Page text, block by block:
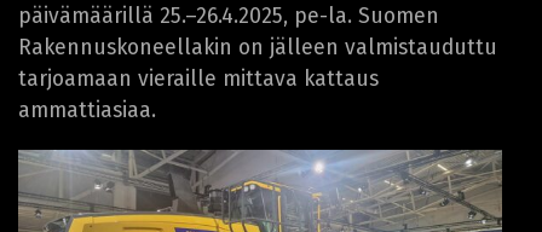
päivämäärillä 25.–26.4.2025, pe-la. Suomen
Rakennuskoneellakin on jälleen valmistauduttu
tarjoamaan vieraille mittava kattaus
ammattiasiaa.